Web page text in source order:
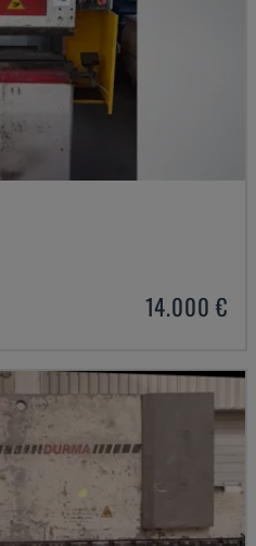
14.000 €